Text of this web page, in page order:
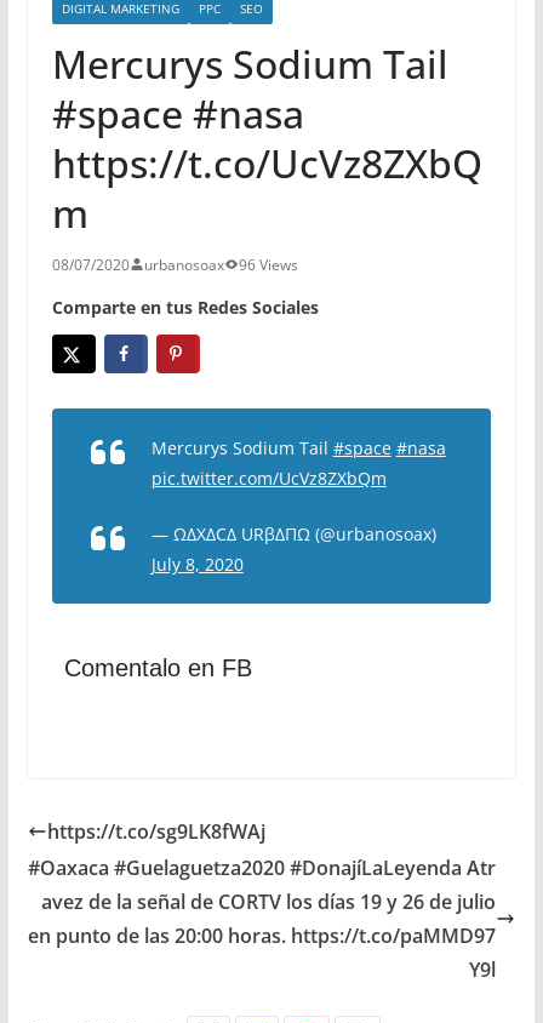
DIGITAL MARKETING PPC SEO
Mercurys Sodium Tail
#space #nasa
https://t.co/UcVz8ZXbQ
m
08/07/2020 urbanosoax 96 Views
Comparte en tus Redes Sociales
Mercurys Sodium Tail #space #nasa
pic.twitter.com/UcVz8ZXbQm
— ΩΔXΔCΔ URβΔΠΩ (@urbanosoax)
July 8, 2020
Comentalo en FB
https://t.co/sg9LK8fWAj
#Oaxaca #Guelaguetza2020 #DonajíLaLeyenda Atr
avez de la señal de CORTV los días 19 y 26 de julio
en punto de las 20:00 horas. https://t.co/paMMD97
Y9l